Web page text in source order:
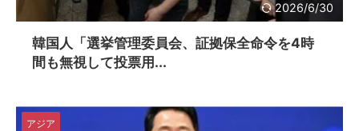
2026/6/30
韓国人「選挙管理委員会、証拠保全命令を4時
間も無視して投票用...
アジア